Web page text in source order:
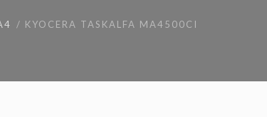
KYOCERA TASKALFA MA4500CI